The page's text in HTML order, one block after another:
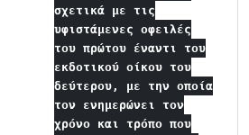
σχετικά με τις
υφιστάμενες οφειλές
του πρώτου έναντι του
εκδοτικού οίκου του
δεύτερου, με την οποία
τον ενημερώνει τον
χρόνο και τρόπο που